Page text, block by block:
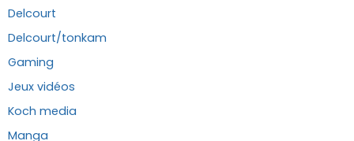
Delcourt
Delcourt/tonkam
Gaming
Jeux vidéos
Koch media
Manga